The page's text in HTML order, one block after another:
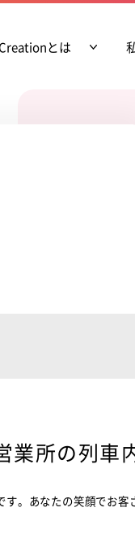
とは
業所の列車
。あなたの笑顔でお